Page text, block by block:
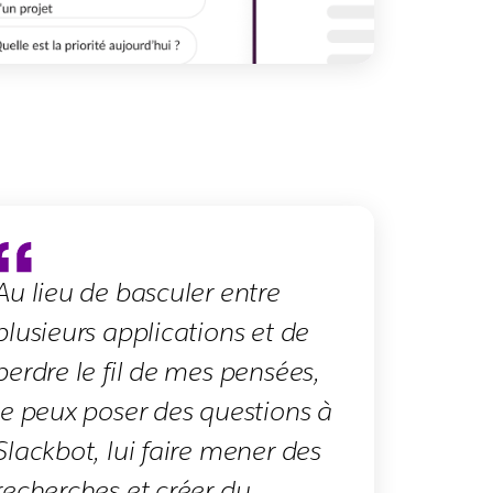
lieu de basculer entre
applications et de
le fil de mes pensées,
peux poser des questions à
lui faire mener des